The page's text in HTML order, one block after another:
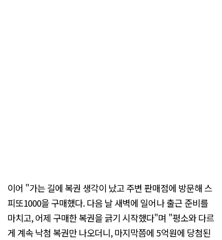
이어 "가는 길에 복권 생각이 났고 주변 판매점에 방문해 스
피또1000을 구매했다. 다음 날 새벽에 일어나 출근 준비를
마치고, 어제 구매한 복권을 긁기 시작했다"며 "평소와 다르
게 계속 낙첨 복권만 나오더니, 마지막쯤에 5억원에 당첨된